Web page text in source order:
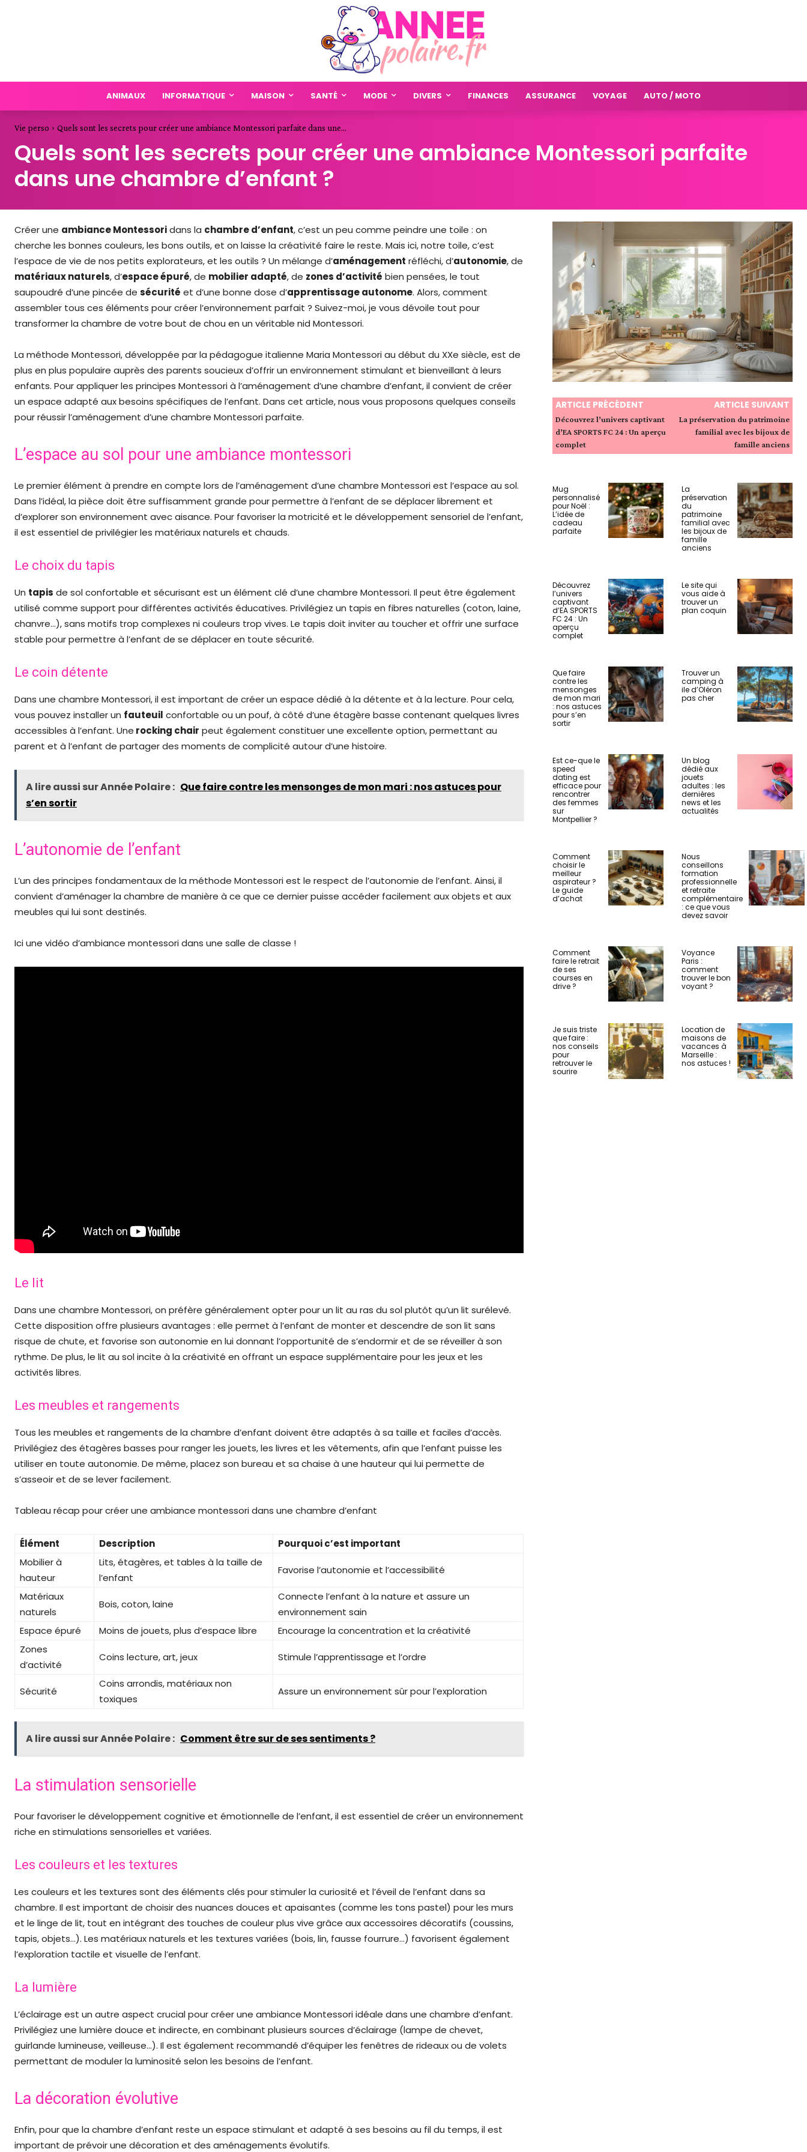
ANIMAUX INFORMATIQUE MAISON SANTÉ MODE DIVERS FINANCES ASSURANCE VOYAGE AUTO / MOTO
Vie perso Quels sont les secrets pour créer une ambiance Montessori parfaite dans une...
Quels sont les secrets pour créer une ambiance Montessori parfaite
dans une chambre d’enfant ?
Créer une ambiance Montessoridans la chambre d’enfant, c’est un peu comme peindre une toile : on
cherche les bonnes couleurs, les bons outils, et on laisse la créativité faire le reste. Mais ici, notre toile, c’est
l’espace de vie de nos petits explorateurs, et les outils ? Un mélange d’aménagement réfléchi, d’autonomie, de
matériaux naturels, d’espace épuré, de mobilier adapté, de zones d’activité bien pensées, le tout
saupoudré d’une pincée de sécurité et d’une bonne dose d’apprentissage autonome. Alors, comment
assembler tous ces éléments pour créer l’environnement parfait ? Suivez-moi, je vous dévoile tout pour
transformer la chambre de votre bout de chou en un véritable nid Montessori.
La méthode Montessori, développée par la pédagogue italienne Maria Montessori au début du XXe siècle, est de
plus en plus populaire auprès des parents soucieux d’offrir un environnement stimulant et bienveillant à leurs
enfants. Pour appliquer les principes Montessori à l’aménagement d’une chambre d’enfant, il convient de créer
un espace adapté aux besoins spécifiques de l’enfant. Dans cet article, nous vous proposons quelques conseils
pour réussir l’aménagement d’une chambre Montessori parfaite.
L’espace au sol pour une ambiance montessori
Le premier élément à prendre en compte lors de l’aménagement d’une chambre Montessori est l’espace au sol.
Dans l’idéal, la pièce doit être suffisamment grande pour permettre à l’enfant de se déplacer librement et
d’explorer son environnement avec aisance. Pour favoriser la motricité et le développement sensoriel de l’enfant,
il est essentiel de privilégier les matériaux naturels et chauds.
Le choix du tapis
Un tapis de sol confortable et sécurisant est un élément clé d’une chambre Montessori. Il peut être également
utilisé comme support pour différentes activités éducatives. Privilégiez un tapis en fibres naturelles (coton, laine,
chanvre…), sans motifs trop complexes ni couleurs trop vives. Le tapis doit inviter au toucher et offrir une surface
stable pour permettre à l’enfant de se déplacer en toute sécurité.
Le coin détente
Dans une chambre Montessori, il est important de créer un espace dédié à la détente et à la lecture. Pour cela,
vous pouvez installer un fauteuil confortable ou un pouf, à côté d’une étagère basse contenant quelques livres
accessibles à l’enfant. Une rocking chair peut également constituer une excellente option, permettant au
parent et à l’enfant de partager des moments de complicité autour d’une histoire.
A lire aussi sur Année Polaire : Que faire contre les mensonges de mon mari : nos astuces pour
s’en sortir
L’autonomie de l’enfant
L’un des principes fondamentaux de la méthode Montessori est le respect de l’autonomie de l’enfant. Ainsi, il
convient d’aménager la chambre de manière à ce que ce dernier puisse accéder facilement aux objets et aux
meubles qui lui sont destinés.
Ici une vidéo d’ambiance montessori dans une salle de classe !
Le lit
Dans une chambre Montessori, on préfère généralement opter pour un lit au ras du sol plutôt qu’un lit surélevé.
Cette disposition offre plusieurs avantages : elle permet à l’enfant de monter et descendre de son lit sans
risque de chute, et favorise son autonomie en lui donnant l’opportunité de s’endormir et de se réveiller à son
rythme. De plus, le lit au sol incite à la créativité en offrant un espace supplémentaire pour les jeux et les
activités libres.
Les meubles et rangements
Tous les meubles et rangements de la chambre d’enfant doivent être adaptés à sa taille et faciles d’accès.
Privilégiez des étagères basses pour ranger les jouets, les livres et les vêtements, afin que l’enfant puisse les
utiliser en toute autonomie. De même, placez son bureau et sa chaise à une hauteur qui lui permette de
s’asseoir et de se lever facilement.
Tableau récap pour créer une ambiance montessori dans une chambre d’enfant
Élément Description
Pourquoi c’est important
Mobilier à
hauteur
Lits, étagères, et tables à la taille de
l’enfant
Favorise l’autonomie et l’accessibilité
Matériaux
naturels
Bois, coton, laine
Connecte l’enfant à la nature et assure un
environnement sain
Espace épuré
Moins de jouets, plus d’espace libre
Encourage la concentration et la créativité
Zones
d’activité
Coins lecture, art, jeux Stimule l’apprentissage et l’ordre
Sécurité
Coins arrondis, matériaux non
toxiques
Assure un environnement sûr pour l’exploration
A lire aussi sur Année Polaire : Comment être sur de ses sentiments ?
La stimulation sensorielle
Pour favoriser le développement cognitive et émotionnelle de l’enfant, il est essentiel de créer un environnement
riche en stimulations sensorielles et variées.
Les couleurs et les textures
Les couleurs et les textures sont des éléments clés pour stimuler la curiosité et l’éveil de l’enfant dans sa
chambre. Il est important de choisir des nuances douces et apaisantes (comme les tons pastel) pour les murs
et le linge de lit, tout en intégrant des touches de couleur plus vive grâce aux accessoires décoratifs (coussins,
tapis, objets…). Les matériaux naturels et les textures variées (bois, lin, fausse fourrure…) favorisent également
l’exploration tactile et visuelle de l’enfant.
La lumière
L’éclairage est un autre aspect crucial pour créer une ambiance Montessori idéale dans une chambre d’enfant.
Privilégiez une lumière douce et indirecte, en combinant plusieurs sources d’éclairage (lampe de chevet,
guirlande lumineuse, veilleuse…). Il est également recommandé d’équiper les fenêtres de rideaux ou de volets
permettant de moduler la luminosité selon les besoins de l’enfant.
La décoration évolutive
Enfin, pour que la chambre d’enfant reste un espace stimulant et adapté à ses besoins au fil du temps, il est
important de prévoir une décoration et des aménagements évolutifs.
ARTICLE PRÉCÉDENT
Découvrez l’univers captivant
d’EA SPORTS FC 24 : Un aperçu
complet
ARTICLE SUIVANT
La préservation du patrimoine
familial avec les bijoux de
famille anciens
Mug
personnalisé
pour Noël :
L’idée de
cadeau
parfaite
La
préservation
du
patrimoine
familial avec
les bijoux de
famille
anciens
Découvrez
l’univers
captivant
d’EA SPORTS
FC 24 : Un
aperçu
complet
Le site qui
vous aide à
trouver un
plan coquin
Que faire
contre les
mensonges
de mon mari
: nos astuces
pour s’en
sortir
Trouver un
camping à
ile d’Oléron
pas cher
Est ce-que le
speed
dating est
efficace pour
rencontrer
des femmes
sur
Montpellier ?
Un blog
dédié aux
jouets
adultes : les
dernières
news et les
actualités
Comment
choisir le
meilleur
aspirateur ?
Le guide
d’achat
Nous
conseillons
formation
professionnelle
et retraite
complémentaire
: ce que vous
devez savoir
Comment
faire le retrait
de ses
courses en
drive ?
Voyance
Paris :
comment
trouver le bon
voyant ?
Je suis triste
que faire :
nos conseils
pour
retrouver le
sourire
Location de
maisons de
vacances à
Marseille :
nos astuces !